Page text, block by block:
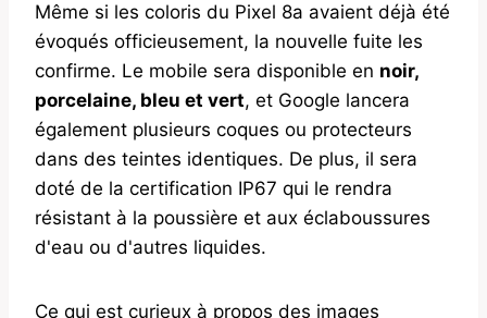
Même si les coloris du Pixel 8a avaient déjà été
évoqués officieusement, la nouvelle fuite les
confirme. Le mobile sera disponible en noir,
porcelaine, bleu et vert, et Google lancera
également plusieurs coques ou protecteurs
dans des teintes identiques. De plus, il sera
doté de la certification IP67 qui le rendra
résistant à la poussière et aux éclaboussures
d'eau ou d'autres liquides.
Ce qui est curieux à propos des images